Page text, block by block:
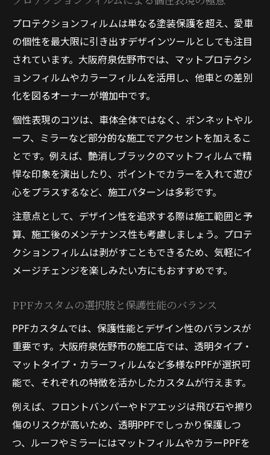
プロテクションフィルムは単なる塗装保護を超え、愛車
の個性を最大限に引き出すデザインツールとしても注目
されています。大阪府泉佐野市では、マットプロテクシ
ョンフィルムやカラーフィルムを活用し、他車との差別
化を図るオーナーが増加中です。
個性表現のコツは、車体全体ではなく、ボンネットやル
ーフ、ミラーなど部分的な施工でアクセントを加えるこ
とです。例えば、艶消しブラックのマットフィルムで精
悍な印象を演出したり、ポイントでカラーを入れて遊び
心をプラスするなど、施工パターンは多彩です。
注意点として、デザイン性を追求する際は施工範囲と予
算、施工後のメンテナンス性も考慮しましょう。プロテ
クションフィルムは剥がすこともできるため、気軽にイ
メージチェンジを楽しみたい方にもおすすめです。
PPFカスタムの選択肢と保護性能のバランス
PPFカスタムでは、保護性能とデザイン性のバランスが
重要です。大阪府泉佐野市の施工店では、透明タイプ・
マットタイプ・カラーフィルムなど多様なPPFが選択可
能で、それぞれの特徴を活かしたカスタムが行えます。
例えば、フロントバンパーやドアエッジは飛び石や擦り
傷のリスクが高いため、透明PPFでしっかり保護しつ
つ、ルーフやミラーにはマットフィルムやカラーPPFを